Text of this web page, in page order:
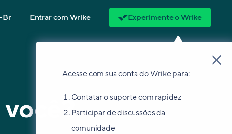
Br Entrar com Wrike Experimente o Wrike
Acesse com sua conta do Wrike para:
Contatar o suporte com rapidez
Participar de discussões da
comunidade